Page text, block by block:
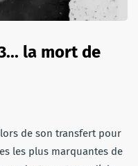
la mort de
de son transfert pour
les plus marquantes de